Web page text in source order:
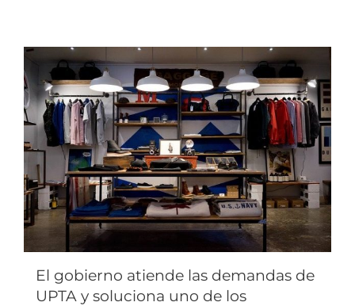
El gobierno atiende las demandas de
UPTA y soluciona uno de los